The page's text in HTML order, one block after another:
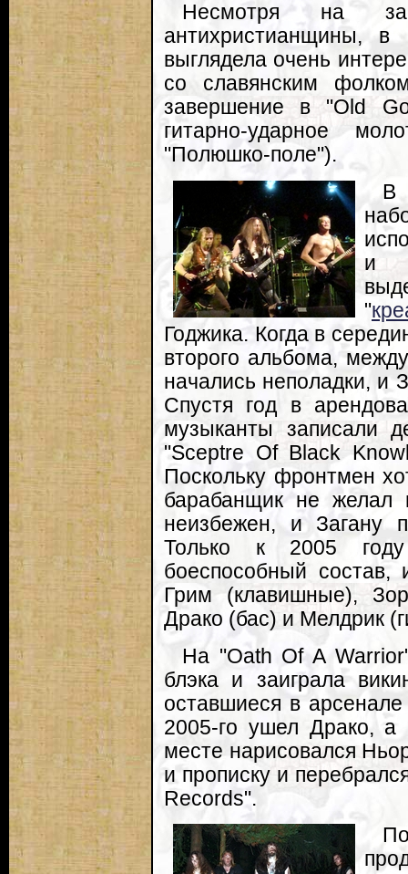
Несмотря на
антихристианщины, в
выглядела очень
со славянским
завершение в "Old
гитарно-ударное
"Полюшко-поле").
В
и
"
Годжика. Когда в
второго альбома,
начались неполадки, и
Спустя год в
музыканты записали
"Sceptre Of Black
Поскольку фронтмен
барабанщик не желал
неизбежен, и Загану
Только к 2005 году
боеспособный
Грим (клавишные),
Драко (бас) и Мелдрик
На "Oath Of A
блэка и заиграла
оставшиеся в
2005-го ушел Драко, а
месте нарисовался
и прописку и
Records".